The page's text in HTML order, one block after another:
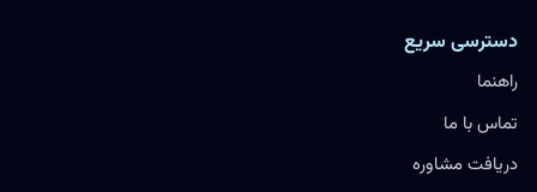
دسترسی سریع
راهنما
تماس با ما
دریافت مشاوره